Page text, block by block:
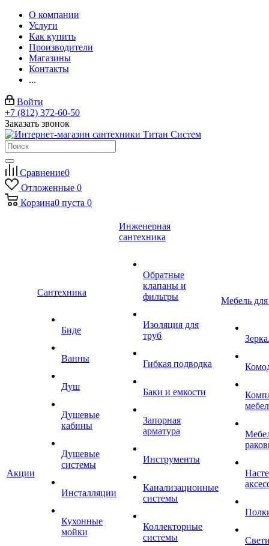
О компании
Услуги
Как купить
Производители
Магазины
Контакты
...
Войти
+7 (812) 372-60-50
Заказать звонок
Сравнение0
Отложенные 0
Корзина0 пуста 0
Акции
Сантехника
Биде
Ванны
Душ
Душевые
кабины
Душевые
системы
Инсталляции
Кухонные
мойки
Инженерная
сантехника
Обратные
клапаны и
фильтры
Изоляция для
труб
Гибкая подводка
Баки и емкости
Запорная
арматура
Инструменты
Канализационные
системы
Коллекторные
системы
Мебель